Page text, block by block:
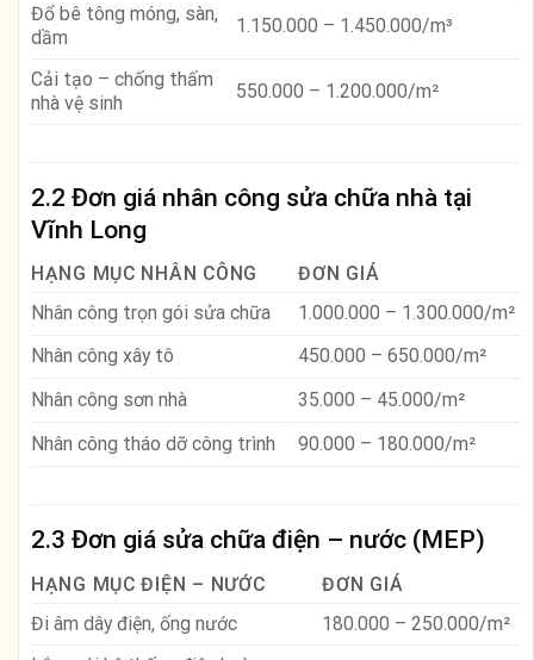
Đổ bê tông móng, sàn,
dầm
1.150.000 – 1.450.000/m³
Cải tạo – chống thấm
nhà vệ sinh
550.000 – 1.200.000/m²
2.2 Đơn giá nhân công sửa chữa nhà tại
Vĩnh Long
HẠNG MỤC NHÂN CÔNG
ĐƠN GIÁ
Nhân công trọn gói sửa chữa
1.000.000 – 1.300.000/m²
Nhân công xây tô
450.000 – 650.000/m²
Nhân công sơn nhà
35.000 – 45.000/m²
Nhân công tháo dỡ công trình
90.000 – 180.000/m²
2.3 Đơn giá sửa chữa điện – nước (MEP)
HẠNG MỤC ĐIỆN – NƯỚC
ĐƠN GIÁ
Đi âm dây điện, ống nước
180.000 – 250.000/m²